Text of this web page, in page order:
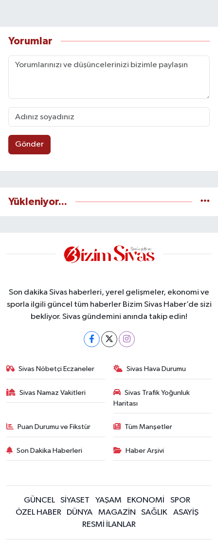
Yorumlar
Gönder
Yükleniyor...
Son dakika Sivas haberleri, yerel gelişmeler, ekonomi ve
sporla ilgili güncel tüm haberler Bizim Sivas Haber’de sizi
bekliyor. Sivas gündemini anında takip edin!
Sivas Nöbetçi Eczaneler Sivas Hava Durumu
Sivas Namaz Vakitleri
Sivas Trafik Yoğunluk
Haritası
Puan Durumu ve Fikstür Tüm Manşetler
Son Dakika Haberleri Haber Arşivi
GÜNCEL SİYASET YAŞAM EKONOMİ
SPOR
ÖZEL HABER
DÜNYA MAGAZİN SAĞLIK
ASAYİŞ
RESMİ İLANLAR